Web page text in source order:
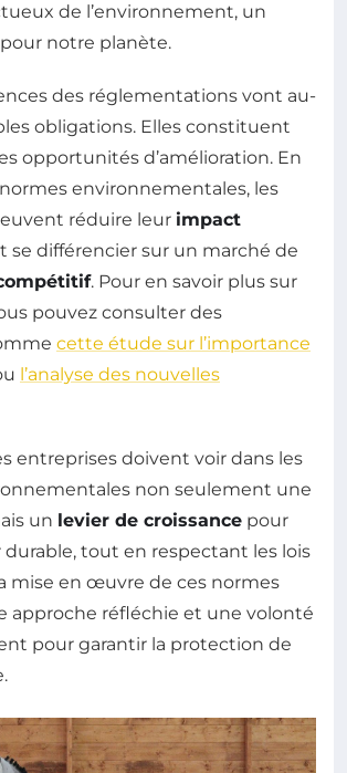
de l’environnement, un
notre planète.
des réglementations vont au-
obligations. Elles constituent
opportunités d’amélioration. En
environnementales, les
réduire leur impact
se différencier sur un marché de
. Pour en savoir plus sur
pouvez consulter des
cette étude sur l’importance
l’analyse des nouvelles
entreprises doivent voir dans les
non seulement une
un levier de croissance pour
tout en respectant les lois
mise en œuvre de ces normes
approche réfléchie et une volonté
pour garantir la protection de